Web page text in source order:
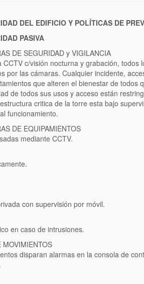
DEL EDIFICIO Y POLÍTICAS DE
PASIVA
DE SEGURIDAD y VIGILANCIA
CCTV c/visión nocturna y grabación, todos
por las cámaras. Cualquier incidente,
que alteren el bienestar de todos
de todos sus usos y acceso están
critica de la torre esta bajo
funcionamiento.
DE EQUIPAMIENTOS
mediante CCTV.
con supervisión por móvil.
en caso de intrusiones.
MOVIMIENTOS
disparan alarmas en la consola de